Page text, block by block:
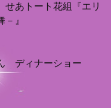
あトート花組『エリ
』
ディナーショー